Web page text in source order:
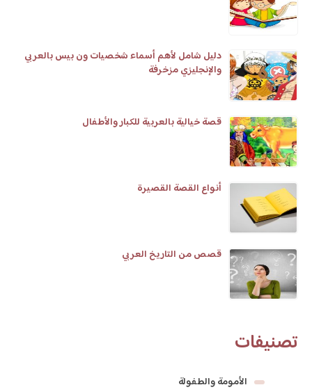
دليل شامل لأهم أسماء شخصيات ون بيس بالعربي
والإنجليزي مزخرفة
قصة خيالية بالعربية للكبار والأطفال
أنواع القصة القصيرة
قصص من التاريخ العربي
تصنيفات
الأمومة والطفولة